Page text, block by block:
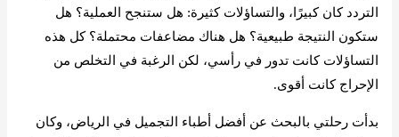
التردد كان كبيرًا، والتساؤلات كثيرة: هل ستنجح العملية؟ هل
ستكون النتيجة طبيعية؟ هل هناك مضاعفات محتملة؟ كل هذه
التساؤلات كانت تدور في رأسي، لكن الرغبة في التخلص من
الإحراج كانت أقوى.
بدأت رحلتي بالبحث عن أفضل أطباء التجميل في الرياض، وكان